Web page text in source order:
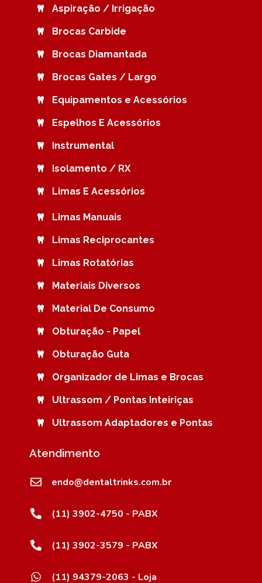
Aspiração / Irrigação
Brocas Carbide
Brocas Diamantada
Brocas Gates / Largo
Equipamentos e Acessórios
Espelhos E Acessórios
Instrumental
Isolamento / RX
Limas E Acessórios
Limas Manuais
Limas Reciprocantes
Limas Rotatórias
Materiais Diversos
Material De Consumo
Obturação - Papel
Obturação Guta
Organizador de Limas e Brocas
Ultrassom / Pontas Inteiriças
Ultrassom Adaptadores e Pontas
Atendimento
endo@dentaltrinks.com.br
(11) 3902-4750 - PABX
(11) 3902-3579 - PABX
(11) 94379-2063 - Loja